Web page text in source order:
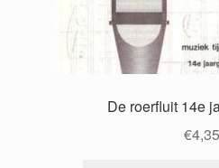
De roerfluit 14e
€4,35